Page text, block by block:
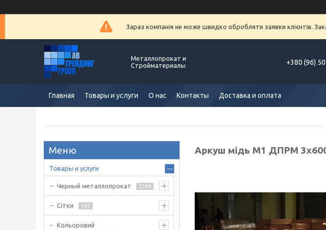
Зараз компанія не може швидко обробляти заявки клієнтів.
Металлопрокат и
Стройматериалы
+380 (96)
Главная Товары и услуги О нас Контакты Доставка и оплата
Аркуш мідь М1 ДПРМ
Товары и услуги
Черный металлопрокат 2249
Сітки 147
Кольоровий